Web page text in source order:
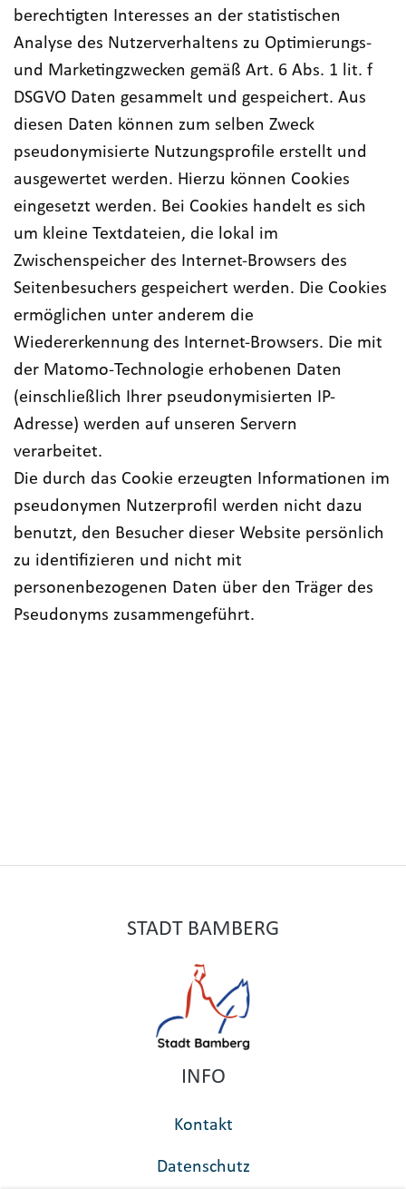
berechtigten Interesses an der statistischen
Analyse des Nutzerverhaltens zu Optimierungs-
und Marketingzwecken gemäß Art. 6 Abs. 1 lit. f
DSGVO Daten gesammelt und gespeichert. Aus
diesen Daten können zum selben Zweck
pseudonymisierte Nutzungsprofile erstellt und
ausgewertet werden. Hierzu können Cookies
eingesetzt werden. Bei Cookies handelt es sich
um kleine Textdateien, die lokal im
Zwischenspeicher des Internet-Browsers des
Seitenbesuchers gespeichert werden. Die Cookies
ermöglichen unter anderem die
Wiedererkennung des Internet-Browsers. Die mit
der Matomo-Technologie erhobenen Daten
(einschließlich Ihrer pseudonymisierten IP-
Adresse) werden auf unseren Servern
verarbeitet.
Die durch das Cookie erzeugten Informationen im
pseudonymen Nutzerprofil werden nicht dazu
benutzt, den Besucher dieser Website persönlich
zu identifizieren und nicht mit
personenbezogenen Daten über den Träger des
Pseudonyms zusammengeführt.
STADT BAMBERG
INFO
Kontakt
Datenschutz